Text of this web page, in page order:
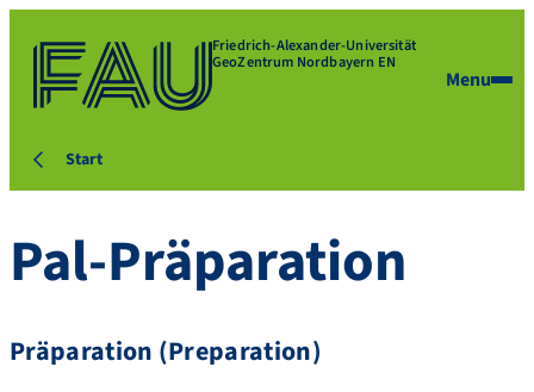
Friedrich-Alexander-Universität
GeoZentrum Nordbayern EN
Menu
Start
Pal-Präparation
Präparation (Preparation)